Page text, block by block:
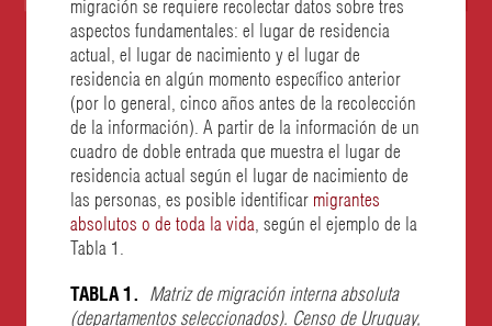
migración se requiere recolectar datos sobre tres
aspectos fundamentales: el lugar de residencia
actual, el lugar de nacimiento y el lugar de
residencia en algún momento específico anterior
(por lo general, cinco años antes de la recolección
de la información). A partir de la información de un
cuadro de doble entrada que muestra el lugar de
residencia actual según el lugar de nacimiento de
las personas, es posible identificar migrantes
absolutos o de toda la vida , según el ejemplo de la
Tabla 1.
TABLA 1. Matriz de migración interna absoluta
(departamentos seleccionados). Censo de Uruguay,